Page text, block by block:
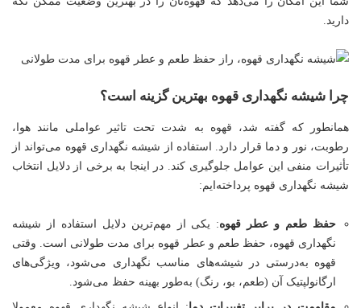
دارید.
چرا شیشه نگهداری قهوه بهترین گزینه است؟
همانطور که گفته شد، قهوه به شدت تحت تاثیر عواملی مانند هوا،
رطوبت، نور و دما قرار دارد. استفاده از شیشه نگهداری قهوه می‌تواند از
تأثیرات منفی این عوامل جلوگیری کند. در اینجا به برخی از دلایل انتخاب
شیشه نگهداری قهوه پرداخته‌ایم:
حفظ طعم و عطر قهوه: یکی از مهم‌ترین دلایل استفاده از شیشه
نگهداری قهوه، حفظ طعم و عطر قهوه برای مدت طولانی است. وقتی
قهوه به‌درستی در شیشه‌های مناسب نگهداری می‌شود، ویژگی‌های
ارگانولپتیک آن (طعم، بو، رنگ) به‌طور بهینه حفظ می‌شود.